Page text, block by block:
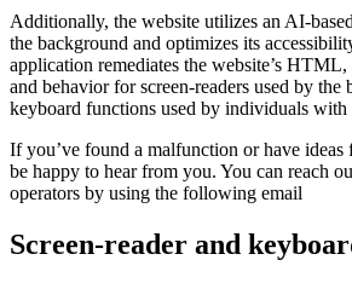
Additionally, the website utilizes an AI-
the background and optimizes its
application remediates the website’s
and behavior for screen-readers used by the
keyboard functions used by individuals with
If you’ve found a malfunction or have ideas
be happy to hear from you. You can reach
operators by using the following email
Screen-reader and